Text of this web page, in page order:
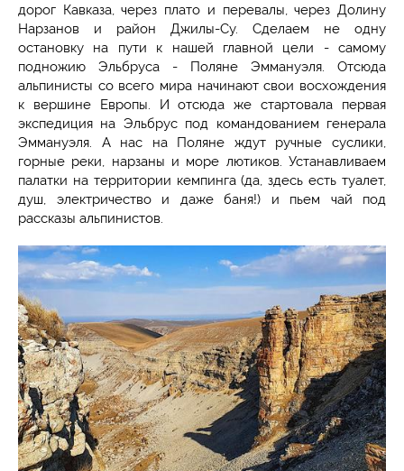
дорог Кавказа, через плато и перевалы, через Долину
Нарзанов и район Джилы-Су. Сделаем не одну
остановку на пути к нашей главной цели - самому
подножию Эльбруса - Поляне Эммануэля. Отсюда
альпинисты со всего мира начинают свои восхождения
к вершине Европы. И отсюда же стартовала первая
экспедиция на Эльбрус под командованием генерала
Эммануэля. А нас на Поляне ждут ручные суслики,
горные реки, нарзаны и море лютиков. Устанавливаем
палатки на территории кемпинга (да, здесь есть туалет,
душ, электричество и даже баня!) и пьем чай под
рассказы альпинистов.